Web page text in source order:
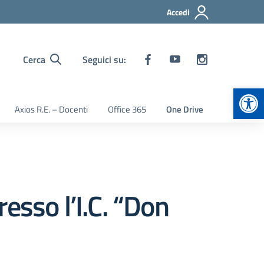
Accedi
Cerca Seguici su:
Axios R.E. – Docenti Office 365 One Drive
l’I.C. “Don